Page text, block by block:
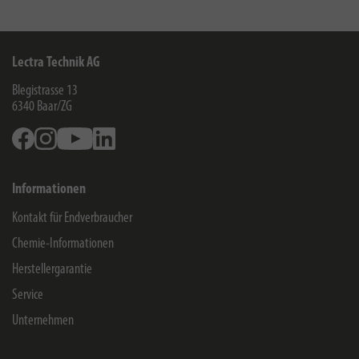
Lectra Technik AG
Blegistrasse 13
6340 Baar/ZG
FacebookInstagramYoutube
Informationen
Kontakt für Endverbraucher
Chemie-Informationen
Herstellergarantie
Service
Unternehmen